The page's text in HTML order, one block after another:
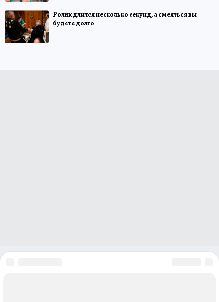
Ролик длится несколько секунд, а смеяться вы
будете долго